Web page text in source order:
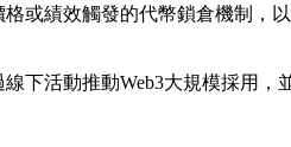
或績效觸發的代幣鎖倉機制，
下活動推動Web3大規模採用